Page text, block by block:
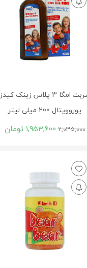
شربت امگا 3 پلاس زینک کیدز
یوروویتال 200 میلی لیتر
2,035,000
1,953,600 تومان